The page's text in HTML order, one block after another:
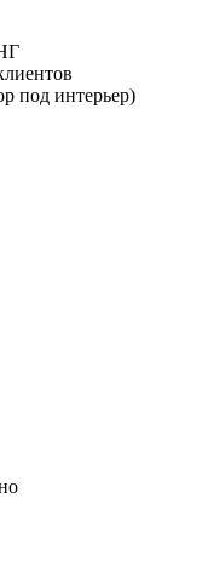
под интерьер)